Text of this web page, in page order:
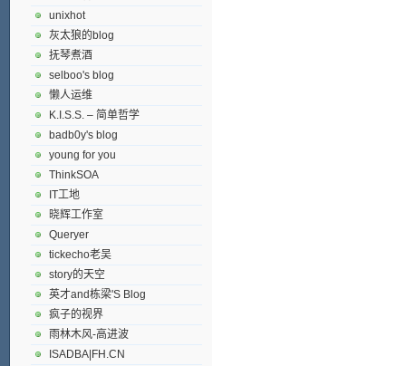
unixhot
灰太狼的blog
抚琴煮酒
selboo's blog
懒人运维
K.I.S.S. – 简单哲学
badb0y's blog
young for you
ThinkSOA
IT工地
晓辉工作室
Queryer
tickecho老吴
story的天空
英才and栋梁'S Blog
疯子的视界
雨林木风-高进波
ISADBA|FH.CN